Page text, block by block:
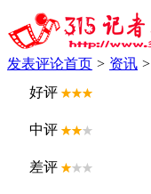
发表评论首页 > 资讯 >
好评
中评
差评